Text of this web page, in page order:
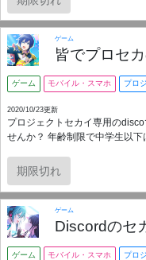
ゲーム
皆でプロセ
ゲーム モバイル・スマホ プロ
2020/10/23更新
プロジェクトセカイ専用の
せんか？ 年齢制限で中学
期限切れ
ゲーム
Discordのセ
ゲーム モバイル・スマホ プロ